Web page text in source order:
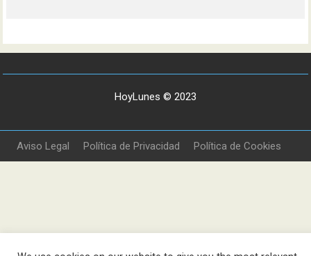
HoyLunes © 2023
Aviso Legal Política de Privacidad Política de Cookies